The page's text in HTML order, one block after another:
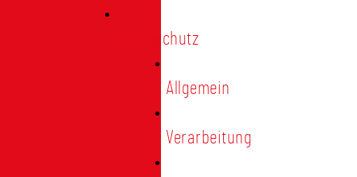
Datenschutz
Allgemein
Verarbeitung